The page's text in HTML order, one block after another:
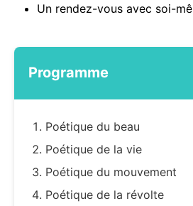
Un rendez-vous avec soi-
Programme
Poétique du beau
Poétique de la vie
Poétique du mouvement
Poétique de la révolte